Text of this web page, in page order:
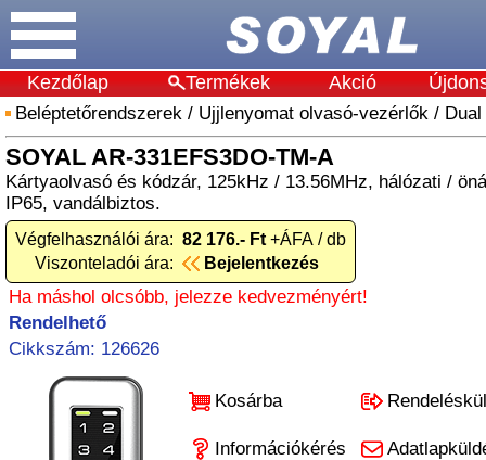
Kezdőlap Termékek Akció
Beléptetőrendszerek / Ujjlenyomat olvasó-vezérlők /
SOYAL AR-331EFS3DO-TM-A
Kártyaolvasó és kódzár, 125kHz / 13.56MHz, hálózati /
IP65, vandálbiztos.
Végfelhasználói ára: 82 176.- Ft +ÁFA / db
Viszonteladói ára:
Bejelentkezés
Ha máshol olcsóbb, jelezze kedvezményért!
Rendelhető
Cikkszám: 126626
Kosárba
Információkérés